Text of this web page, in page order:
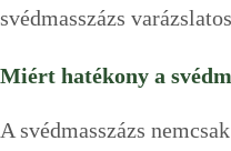
svédmasszázs
Miért hatékony a
A svédmasszázs